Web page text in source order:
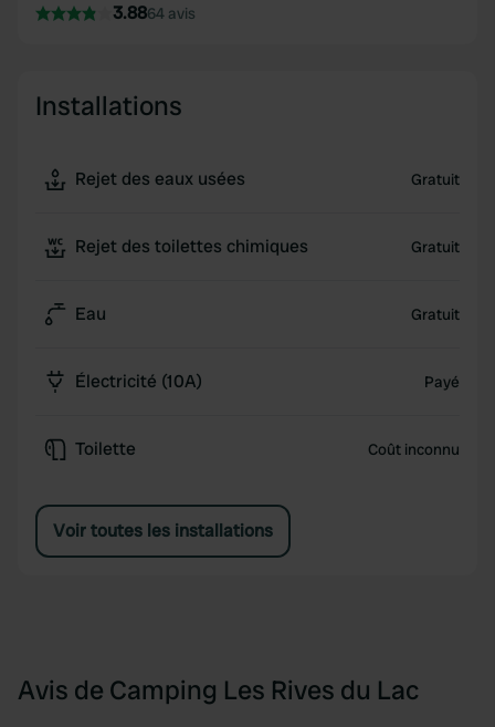
3.8864 avis
Installations
Rejet des eaux usées Gratuit
Rejet des toilettes chimiques Gratuit
Eau Gratuit
Électricité (10A) Payé
Toilette Coût inconnu
Voir toutes les installations
Avis de Camping Les Rives du Lac